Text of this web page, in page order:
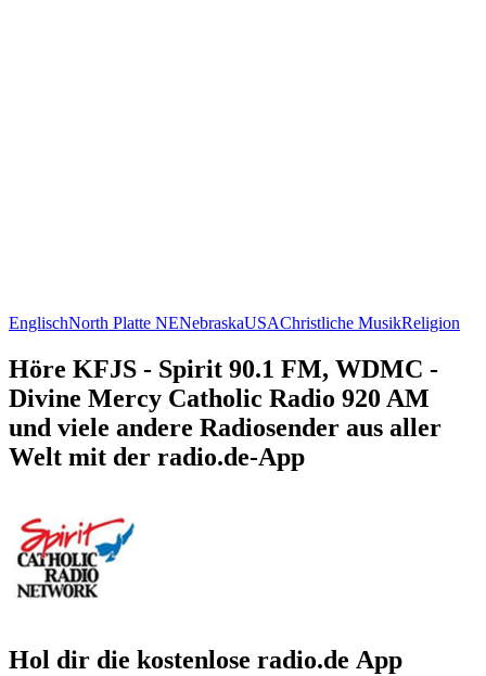
EnglischNorth Platte NENebraskaUSAChristliche MusikReligion
Höre KFJS - Spirit 90.1 FM, WDMC -
Divine Mercy Catholic Radio 920 AM
und viele andere Radiosender aus aller
Welt mit der radio.de-App
Hol dir die kostenlose radio.de App